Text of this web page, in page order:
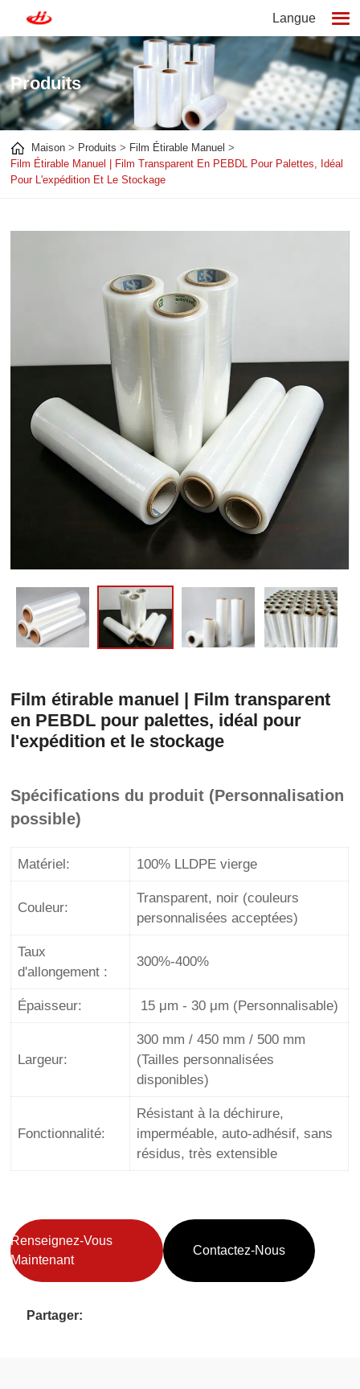
Langue
Produits
Maison Produits
Film Étirable Manuel
Film Étirable Manuel | Film Transparent En PEBDL Pour Palettes, Idéal
Pour L'expédition Et Le Stockage
Film étirable manuel | Film transparent
en PEBDL pour palettes, idéal pour
l'expédition et le stockage
Spécifications du produit (Personnalisation
possible)
Matériel: 100% LLDPE vierge
Couleur:
Transparent, noir (couleurs
personnalisées acceptées)
Taux
d'allongement :
300%-400%
Épaisseur: 15 μm - 30 μm (Personnalisable)
Largeur:
300 mm / 450 mm / 500 mm
(Tailles personnalisées
disponibles)
Fonctionnalité:
Résistant à la déchirure,
imperméable, auto-adhésif, sans
résidus, très extensible
Renseignez-Vous
Maintenant
Contactez-Nous
Partager: